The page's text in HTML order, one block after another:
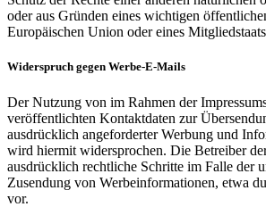
oder aus Gründen eines wichtigen
Europäischen Union oder eines
Widerspruch gegen Werbe-E-Mails
Der Nutzung von im Rahmen der
veröffentlichten Kontaktdaten zur
ausdrücklich angeforderter Werbung und
wird hiermit widersprochen. Die Betreiber
ausdrücklich rechtliche Schritte im Falle der
Zusendung von Werbeinformationen, etwa
vor.